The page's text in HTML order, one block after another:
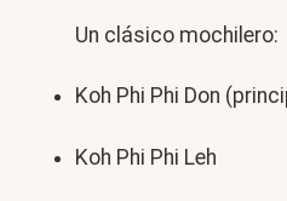
Un clásico mochilero:
Koh Phi Phi Don
Koh Phi Phi Leh